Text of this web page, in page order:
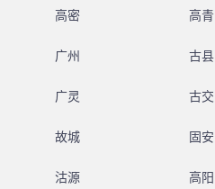
高密 高青
广州 古县
广灵 古交
故城 固安
沽源 高阳